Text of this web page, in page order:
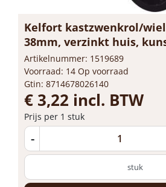
Kelfort kastzwenkrol/
38mm, verzinkt huis,
glijlager
Artikelnummer: 1519689
Voorraad: 14 Op voorraad
Gtin: 8714678026140
€ 3,22 incl. BTW
Prijs per 1 stuk
-
stuk